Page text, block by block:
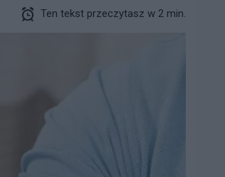
Ten tekst przeczytasz w 2 min.